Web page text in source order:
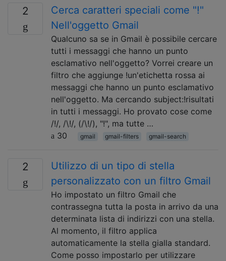
2
Cerca caratteri speciali come "!"
Nell'oggetto Gmail
Qualcuno sa se in Gmail è possibile cercare
tutti i messaggi che hanno un punto
esclamativo nell'oggetto? Vorrei creare un
filtro che aggiunge !un'etichetta rossa ai
messaggi che hanno un punto esclamativo
nell'oggetto. Ma cercando subject:!risultati
in tutti i messaggi. Ho provato cose come
/!/, /\!/, (/\!/), "!", ma tutte …
30
gmail gmail-filters gmail-search
2
Utilizzo di un tipo di stella
personalizzato con un filtro Gmail
Ho impostato un filtro Gmail che
contrassegna tutta la posta in arrivo da una
determinata lista di indirizzi con una stella.
Al momento, il filtro applica
automaticamente la stella gialla standard.
Come posso impostarlo per utilizzare